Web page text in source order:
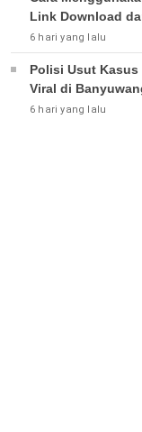
Link Download
6 hari yang lalu
Polisi Usut Kasus
Viral di
6 hari yang lalu